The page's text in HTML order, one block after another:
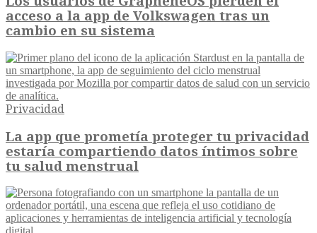
acceso a la app de Volkswagen tras un
cambio en su sistema
Privacidad
La app que prometía proteger tu privacidad
estaría compartiendo datos íntimos sobre
tu salud menstrual